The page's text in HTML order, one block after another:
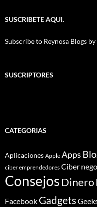
SUSCRIBETE AQUI.
Subscribe to Reynosa Blogs
SUSCRIPTORES
CATEGORIAS
Aplicaciones Apple Apps
ciber emprendedores Ciber
ConsejosDinero
Facebook Gadgets